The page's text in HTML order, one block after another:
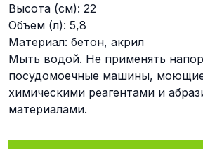
Высота (см): 22
Объем (л): 5,8
Материал: бетон, акрил
Мыть водой. Не применять
посудомоечные машины,
химическими реагентами и
материалами.